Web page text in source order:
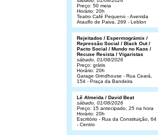
Preço: 50 meia
Horário: 20h
Teatro Café Pequeno - Avenida
Ataulfo de Paiva, 269 - Leblon
Rejeitados / Espermogrämix /
Repressão Social / Black Out /
Pacto Social / Mundo no Kaos /
Recuse Resista / Vigaristas
sábado, 01/08/2026
Preço: grátis
Horário: 20h
Garage Grindhouse - Rua Ceará,
154 - Praça da Bandeira
Lê Almeida / David Beat
sábado, 01/08/2026
Preço: 15 antecipado, 25 na hora
Horário: 20h
Escritório - Rua da Constituição, 64
- Centro